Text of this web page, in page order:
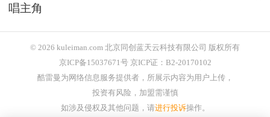
唱主角
© 2026 kuleiman.com 北京同创蓝天云科技有限公司 版权所有
京ICP备15037671号 京ICP证：B2-20170102
酷雷曼为网络信息服务提供者，所展示内容为用户上传，
投资有风险，加盟需谨慎
如涉及侵权及其他问题，请进行投诉操作。